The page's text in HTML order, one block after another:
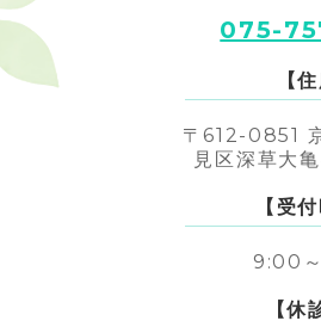
075-
【
〒612-0851
見区深草大
【受
9:00
【休